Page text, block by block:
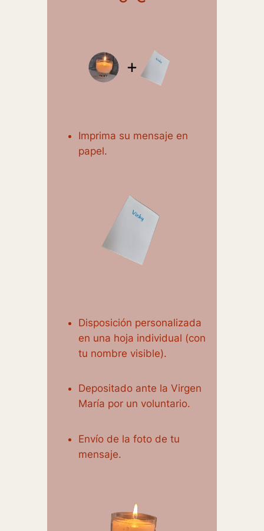
Imprima su mensaje en
papel.
Disposición personalizada
en una hoja individual (con
tu nombre visible).
Depositado ante la Virgen
María por un voluntario.
Envío de la foto de tu
mensaje.